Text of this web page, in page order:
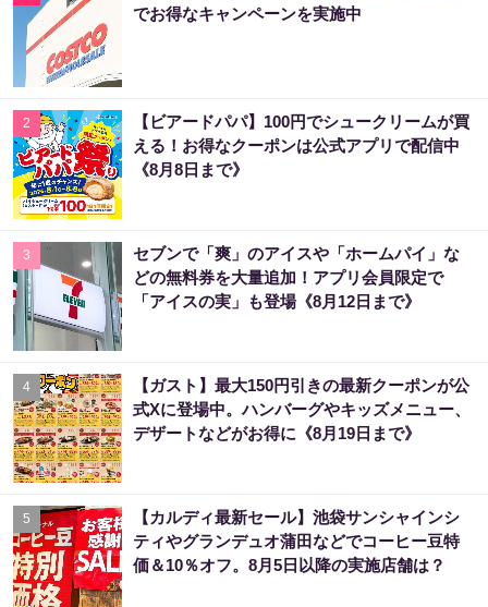
でお得なキャンペーンを実施中
2
【ビアードパパ】100円でシュークリームが買
える！お得なクーポンは公式アプリで配信中
《8月8日まで》
3
セブンで「爽」のアイスや「ホームパイ」な
どの無料券を大量追加！アプリ会員限定で
「アイスの実」も登場《8月12日まで》
4
【ガスト】最大150円引きの最新クーポンが公
式Xに登場中。ハンバーグやキッズメニュー、
デザートなどがお得に《8月19日まで》
5
【カルディ最新セール】池袋サンシャインシ
ティやグランデュオ蒲田などでコーヒー豆特
価＆10％オフ。8月5日以降の実施店舗は？